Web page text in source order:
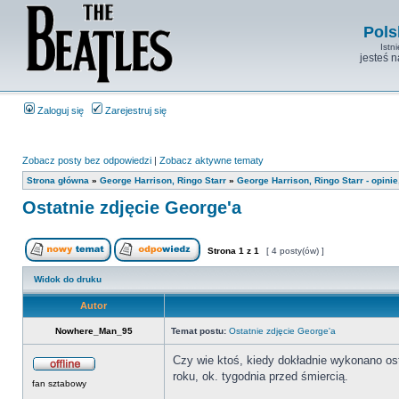
jesteś
Zaloguj się Zarejestruj się
Zobacz posty bez odpowiedzi | Zobacz aktywne tematy
Strona główna » George Harrison, Ringo Starr » George Harrison, Ringo Starr -
Ostatnie zdjęcie George'a
Strona 1 z 1 [ 4 posty(ów) ]
Widok do druku
Autor
Nowhere_Man_95 Temat postu: Ostatnie zdjęcie George'a
fan sztabowy
Czy wie ktoś, kiedy dokładnie wykonano
roku, ok. tygodnia przed śmiercią.